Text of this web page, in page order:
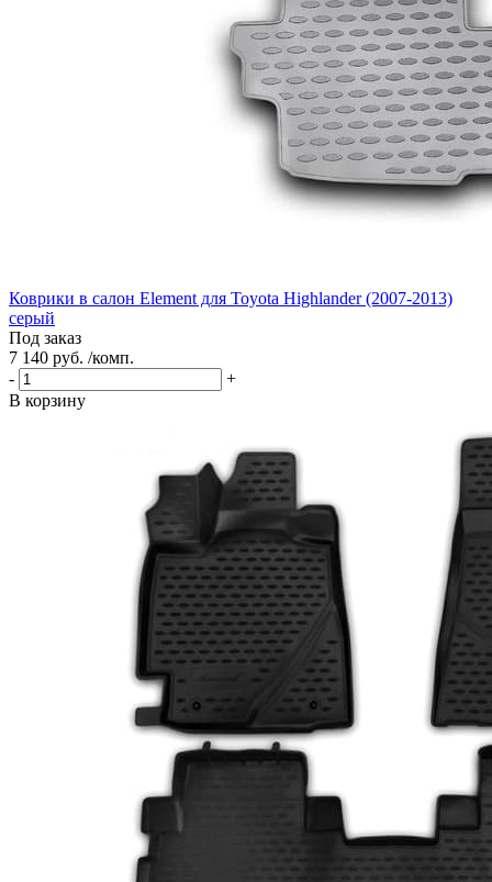
Коврики в салон Element для Toyota Highlander (2007-2013)
серый
Под заказ
7 140 руб. /комп.
-
+
В корзину